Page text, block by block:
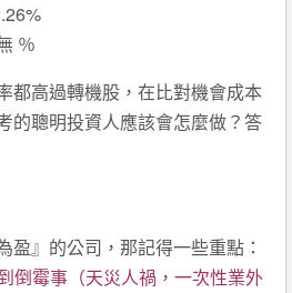
％
都高過轉機股，在比對機會成本
的聰明投資人應該會怎麼做？答
盈』的公司，那記得一些重點：
倒霉事（天災人禍，一次性業外